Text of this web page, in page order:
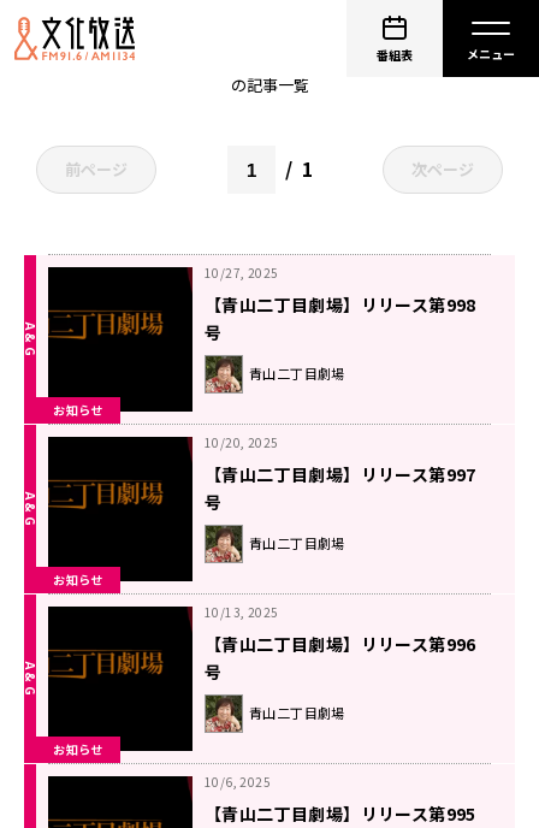
番組表
の記事一覧
前ページ 1 次ページ
お知らせ
10/27, 2025
【青山二丁目劇場】リリース第998
号
青山二丁目劇場
お知らせ
10/20, 2025
【青山二丁目劇場】リリース第997
号
青山二丁目劇場
お知らせ
10/13, 2025
【青山二丁目劇場】リリース第996
号
青山二丁目劇場
10/6, 2025
【青山二丁目劇場】リリース第995